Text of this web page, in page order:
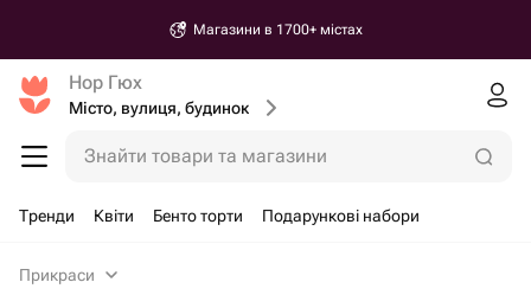
Магазини в 1700+ містах
Нор Гюх
Місто, вулиця, будинок
Знайти товари та магазини
Тренди Квіти Бенто торти Подарункові набори
Прикраси